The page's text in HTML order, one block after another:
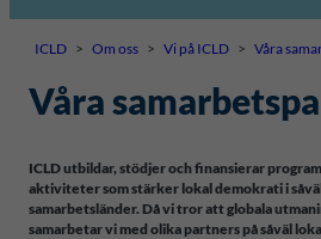
ICLD > Om oss > Vi på ICLD > Våra
Våra
ICLD utbildar, stödjer och finansierar
aktiviteter som stärker lokal demokrati i
samarbetsländer. Då vi tror att globala
samarbetar vi med olika partners på såväl